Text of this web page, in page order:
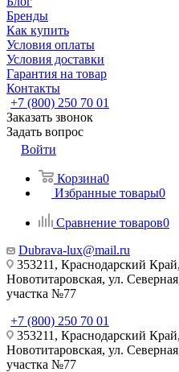
Бренды
Как купить
Условия оплаты
Условия доставки
Гарантия на товар
Контакты
+7 (800) 250 70 01
Заказать звонок
Задать вопрос
Войти
Корзина0
Избранные товары0
Сравнение товаров0
Dubrava-lux@mail.ru
353211, Краснодарский
Новотитаровская, ул.
участка №77
+7 (800) 250 70 01
353211, Краснодарский
Новотитаровская, ул.
участка №77